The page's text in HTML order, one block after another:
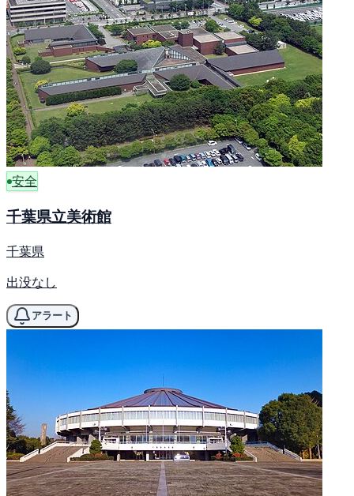
安全
千葉県立美術館
千葉県
出没なし
アラート